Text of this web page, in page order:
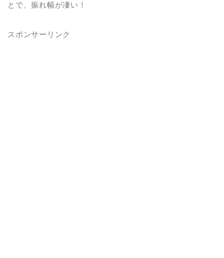
とで、振れ幅が凄い！
スポンサーリンク